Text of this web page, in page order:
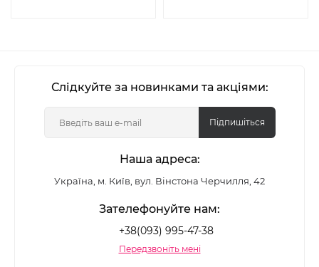
Слідкуйте за новинками та акціями:
Підпишіться
Наша адреса:
Україна, м. Київ, вул. Вінстона Черчилля, 42
Зателефонуйте нам:
+38(093) 995-47-38
Передзвоніть мені